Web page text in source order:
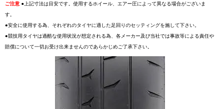
ご注意 ●上記寸法は目安です。使用するホイール、エアー圧によって異なる場合がございま
す。
●安全に使用する為、それぞれのタイヤに適した足回りのセッティングを施して下さい。
●競技用タイヤは過酷な使用状況が想定される為、各メーカー及び当社では事故等による責任や
賠償について一切お受け出来ませんのであらかじめご了承下さい。